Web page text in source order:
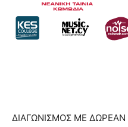
ΔΙΑΓΩΝΙΣΜΟΣ ΜΕ ΔΩΡΕΑΝ